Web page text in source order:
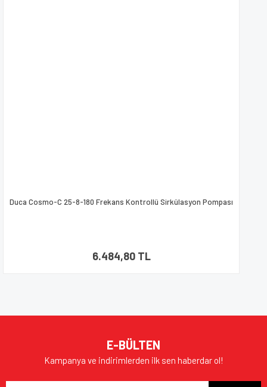
Duca Cosmo-C 25-8-180 Frekans Kontrollü Sirkülasyon Pompası
6.484,80 TL
E-BÜLTEN
Kampanya ve indirimlerden ilk sen haberdar ol!